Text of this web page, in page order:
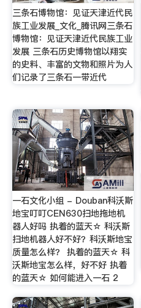
三条石博物馆：见证天津近代民
族工业发展_文化_腾讯网三条石
博物馆：见证天津近代民族工业
发展 三条石历史博物馆以翔实
的史料、丰富的文物和照片为人
们记录了三条石一带近代
一石文化小组 - Douban科沃斯
地宝叮叮CEN630扫地拖地机
器人好吗 执着的蓝天☆ 科沃斯
扫地机器人好不好？科沃斯地宝
质量怎么样？ 执着的蓝天☆ 科
沃斯地宝怎么样，好不好 执着
的蓝天☆ 如何能进入一石 2